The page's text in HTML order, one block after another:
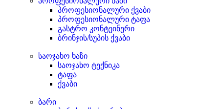
პროფესიონალური ქვაბი
პროფესიონალური ტაფა
გასტრო კონტეინერი
ბრინჯის/სუპის ქვაბი
საოჯახო ხაზი
საოჯახო ტექნიკა
ტაფა
ქვაბი
ბარი